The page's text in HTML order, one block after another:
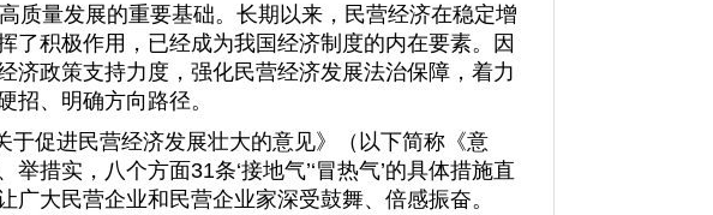
量发展的重要基础。长期以来，民营经济在稳定增
了积极作用，已经成为我国经济制度的内在要素。因
济政策支持力度，强化民营经济发展法治保障，着力
招、明确方向路径。
于促进民营经济发展壮大的意见》（以下简称《意
举措实，八个方面31条‘接地气’‘冒热气’的具体措施直
大民营企业和民营企业家深受鼓舞、倍感振奋。